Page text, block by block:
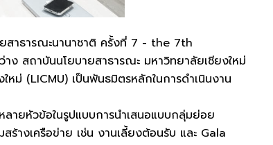
ยสาธารณะนานาชาติ ครั้งที่ 7 - the 7th
ง สถาบันนโยบายสาธารณะ มหาวิทยาลัยเชียงใหม่
หม่ (LICMU) เป็นพันธมิตรหลักในการดำเนินงาน
ลายหัวข้อในรูปแบบการนำเสนอแบบกลุ่มย่อย
างเครือข่าย เช่น งานเลี้ยงต้อนรับ และ Gala